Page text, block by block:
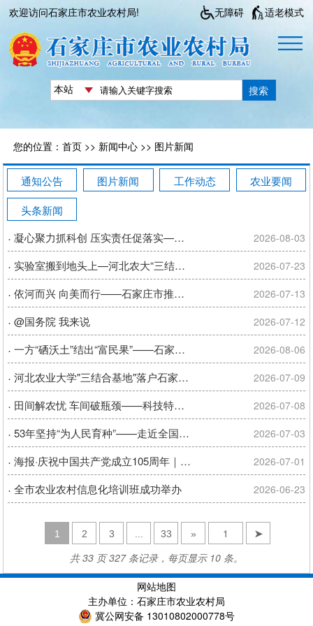
欢迎访问石家庄市农业农村局! 无障碍 适老模式
搜索
您的位置： 首页>> 新闻中心>> 图片新闻
通知公告 图片新闻 工作动态
农业要闻
头条新闻
· 凝心聚力抓科创 压实责任促落实——全市2026年农业科技教育工作培训会召开 2026-08-03
· 实验室搬到地头上—河北农大“三结合基地”落地市农科院赵县基地 2026-07-23
· 依河而兴 向美而行——石家庄市推进滹沱河沿岸和美乡村重点片区建设 2026-07-13
· @国务院 我来说 2026-07-12
· 一方“硒沃土”结出“富民果”——石家庄市栾城区做强富硒食品产业集群铺就富民路 2026-08-06
· 河北农业大学"三结合基地"落户石家庄市农林科学研究院赵县实验基地 2026-07-09
· 田间解农忧 车间破瓶颈——科技特派员“把脉”开方送先进技术到一线 2026-07-08
· 53年坚持“为人民育种”——走近全国优秀共产党员、石家庄市农林科学研究院名誉院长、研究员郭进考 2026-07-03
· ​海报·庆祝中国共产党成立105周年｜初心如磐 薪火相传 2026-07-01
· 全市农业农村信息化培训班成功举办 2026-06-23
1 2 3 ... 33 » ➤
共 33 页 327 条记录，每页显示 10 条。
网站地图
主办单位：石家庄市农业农村局
冀公网安备 13010802000778号